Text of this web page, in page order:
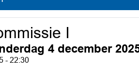
I
4 december
- 22:30